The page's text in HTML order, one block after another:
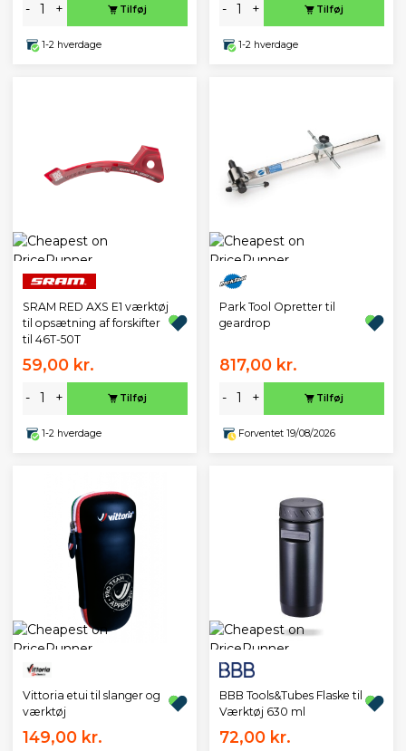
- + Tilføj
1-2 hverdage
- + Tilføj
1-2 hverdage
SRAM RED AXS E1 værktøj
til opsætning af forskifter
til 46T-50T
59,00 kr.
- + Tilføj
1-2 hverdage
Park Tool Opretter til
geardrop
817,00 kr.
- + Tilføj
Forventet 19/08/2026
Vittoria etui til slanger og
værktøj
149,00 kr.
BBB Tools&Tubes Flaske til
Værktøj 630 ml
72,00 kr.